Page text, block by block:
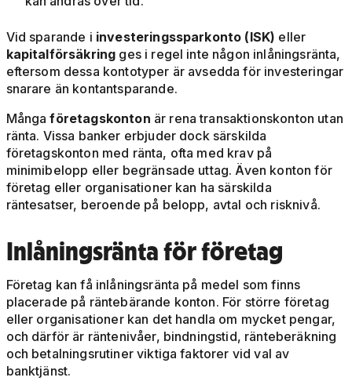
Vid sparande i investeringssparkonto (ISK) eller
kapitalförsäkring ges i regel inte någon inlåningsränta,
eftersom dessa kontotyper är avsedda för investeringar
snarare än kontantsparande.
Mångaföretagskonton är rena transaktionskonton utan
ränta. Vissa banker erbjuder dock särskilda
företagskonton med ränta, ofta med krav på
minimibelopp eller begränsade uttag. Även konton för
företag eller organisationer kan ha särskilda
räntesatser, beroende på belopp, avtal och risknivå.
Inlåningsränta för företag
Företag kan få inlåningsränta på medel som finns
placerade på räntebärande konton. För större företag
eller organisationer kan det handla om mycket pengar,
och därför är räntenivåer, bindningstid, ränteberäkning
och betalningsrutiner viktiga faktorer vid val av
banktjänst.